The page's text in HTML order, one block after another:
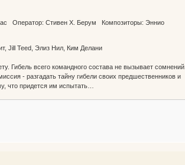
Оператор: Стивен Х. Берум Композиторы: Эннио
Jill Teed, Элиз Нил, Ким Делани
Гибель всего командного состава не вызывает сомнений.
- разгадать тайну гибели своих предшественников и
что придется им испытать…